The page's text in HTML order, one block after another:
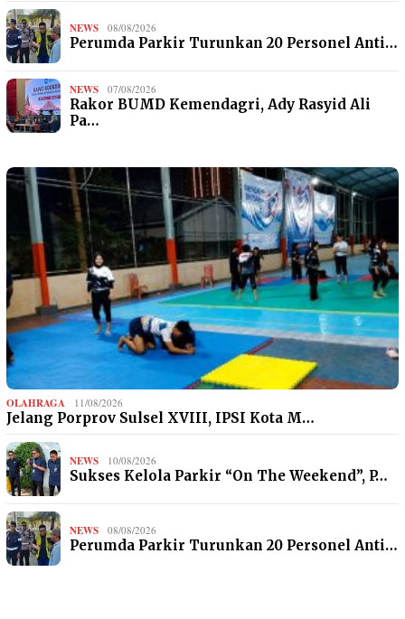
NEWS 08/08/2026
Perumda Parkir Turunkan 20 Personel Anti…
NEWS 07/08/2026
Rakor BUMD Kemendagri, Ady Rasyid Ali
Pa…
OLAHRAGA 11/08/2026
Jelang Porprov Sulsel XVIII, IPSI Kota M…
NEWS 10/08/2026
Sukses Kelola Parkir “On The Weekend”, P…
NEWS 08/08/2026
Perumda Parkir Turunkan 20 Personel Anti…